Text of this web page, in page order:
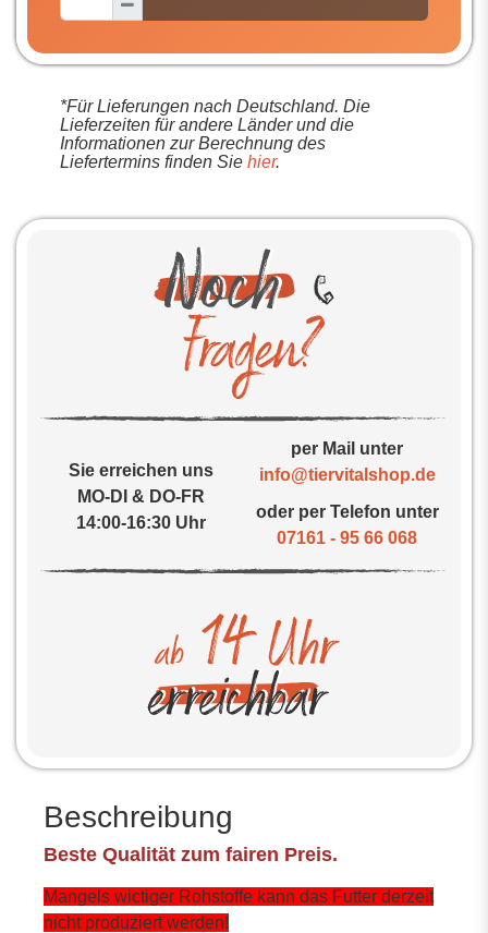
*Für Lieferungen nach Deutschland. Die
Lieferzeiten für andere Länder und die
Informationen zur Berechnung des
Liefertermins finden Sie hier.
Sie erreichen uns
MO-DI & DO-FR
14:00-16:30 Uhr
per Mail unter
info@tiervitalshop.de
oder per Telefon unter
07161 - 95 66 068
Beschreibung
Beste Qualität zum fairen Preis.
Mangels wictiger Rohstoffe kann das Futter derzeit
nicht produziert werden!